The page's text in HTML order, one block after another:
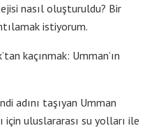
nasıl oluşturuldu? Bir
istiyorum.
kaçınmak: Umman’ın
adını taşıyan Umman
için uluslararası su yolları ile